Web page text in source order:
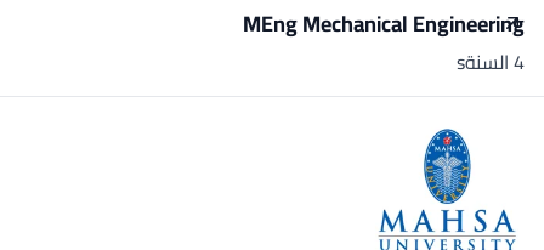
MEng Mechanical Engineering
4 السنةs